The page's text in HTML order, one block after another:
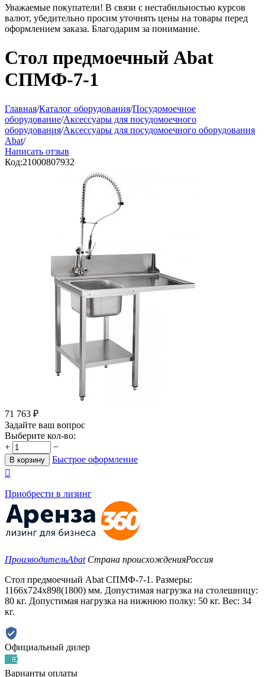
Уважаемые покупатели! В связи с нестабильностью курсов
валют, убедительно просим уточнять цены на товары перед
оформлением заказа. Благодарим за понимание.
Стол предмоечный Abat
СПМФ-7-1
Главная/Каталог оборудования/Посудомоечное
оборудование/Аксессуары для посудомоечного
оборудования/Аксессуары для посудомоечного оборудования
Abat/
Написать отзыв
Код:21000807932
71 763 ₽
Задайте ваш вопрос
Выберите кол-во:
+
−
В корзину
Быстрое оформление

Приобрести в лизинг
ПроизводительAbat Страна происхожденияРоссия
Стол предмоечный Abat СПМФ-7-1. Размеры:
1166х724х898(1800) мм. Допустимая нагрузка на столешницу:
80 кг. Допустимая нагрузка на нижнюю полку: 50 кг. Вес: 34
кг.
Официальный дилер
Варианты оплаты